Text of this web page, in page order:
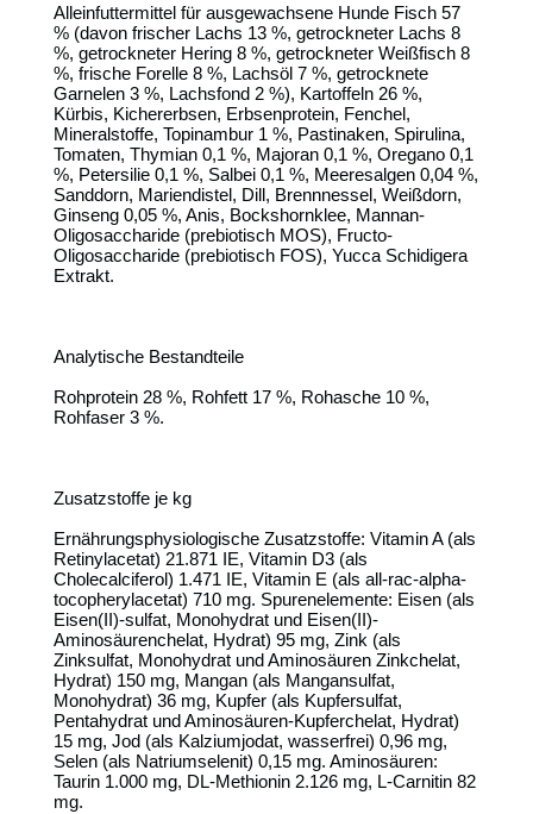
Alleinfuttermittel für ausgewachsene Hunde Fisch 57
% (davon frischer Lachs 13 %, getrockneter Lachs 8
%, getrockneter Hering 8 %, getrockneter Weißfisch 8
%, frische Forelle 8 %, Lachsöl 7 %, getrocknete
Garnelen 3 %, Lachsfond 2 %), Kartoffeln 26 %,
Kürbis, Kichererbsen, Erbsenprotein, Fenchel,
Mineralstoffe, Topinambur 1 %, Pastinaken, Spirulina,
Tomaten, Thymian 0,1 %, Majoran 0,1 %, Oregano 0,1
%, Petersilie 0,1 %, Salbei 0,1 %, Meeresalgen 0,04 %,
Sanddorn, Mariendistel, Dill, Brennnessel, Weißdorn,
Ginseng 0,05 %, Anis, Bockshornklee, Mannan-
Oligosaccharide (prebiotisch MOS), Fructo-
Oligosaccharide (prebiotisch FOS), Yucca Schidigera
Extrakt.
Analytische Bestandteile
Rohprotein 28 %, Rohfett 17 %, Rohasche 10 %,
Rohfaser 3 %.
Zusatzstoffe je kg
Ernährungsphysiologische Zusatzstoffe: Vitamin A (als
Retinylacetat) 21.871 IE, Vitamin D3 (als
Cholecalciferol) 1.471 IE, Vitamin E (als all-rac-alpha-
tocopherylacetat) 710 mg. Spurenelemente: Eisen (als
Eisen(II)-sulfat, Monohydrat und Eisen(II)-
Aminosäurenchelat, Hydrat) 95 mg, Zink (als
Zinksulfat, Monohydrat und Aminosäuren Zinkchelat,
Hydrat) 150 mg, Mangan (als Mangansulfat,
Monohydrat) 36 mg, Kupfer (als Kupfersulfat,
Pentahydrat und Aminosäuren-Kupferchelat, Hydrat)
15 mg, Jod (als Kalziumjodat, wasserfrei) 0,96 mg,
Selen (als Natriumselenit) 0,15 mg. Aminosäuren:
Taurin 1.000 mg, DL-Methionin 2.126 mg, L-Carnitin 82
mg.